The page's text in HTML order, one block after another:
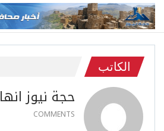
الكاتب
حجة نيوز انها
COMMENTS